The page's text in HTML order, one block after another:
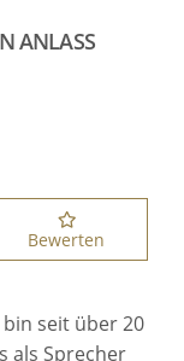
ANLASS
Bewerten
bin seit über 20
als Sprecher